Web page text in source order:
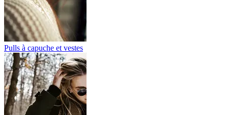
Pulls à capuche et vestes